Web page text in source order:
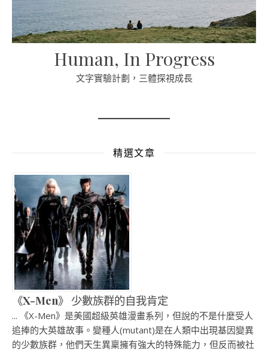
Human, In Progress
文字實驗計劃，三體探視成長
精選文章
《X-Men》 少數族群的自我肯定
... 《X-Men》是美國超級英雄漫畫系列，但說的不是什麼受人
追捧的大英雄故事。變種人(mutant)是在人類中出現基因變異
的少數族群，他們天生異稟擁有強大的特殊能力，但反而被社